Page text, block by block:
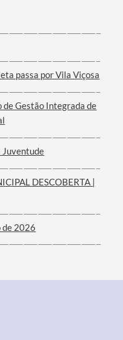
passa por Vila Viçosa
de Gestão Integrada de
Juventude
DESCOBERTA |
de 2026